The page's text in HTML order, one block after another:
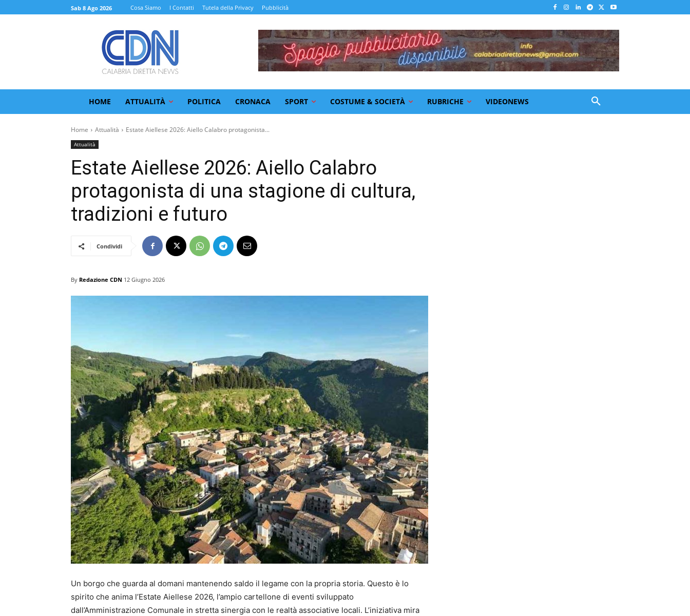
Sab 8 Ago 2026 Cosa Siamo I Contatti Tutela della Privacy Pubblicità
HOME ATTUALITÀ POLITICA CRONACA SPORT COSTUME & SOCIETÀ RUBRICHE VIDEONEWS
Home Attualità Estate Aiellese 2026: Aiello Calabro protagonista...
Attualità
Estate Aiellese 2026: Aiello Calabro
protagonista di una stagione di cultura,
tradizioni e futuro
Condividi
By Redazione CDN 12 Giugno 2026
Un borgo che guarda al domani mantenendo saldo il legame con la propria storia. Questo è lo
spirito che anima l’Estate Aiellese 2026, l’ampio cartellone di eventi sviluppato
dall’Amministrazione Comunale in stretta sinergia con le realtà associative locali. L’iniziativa mira